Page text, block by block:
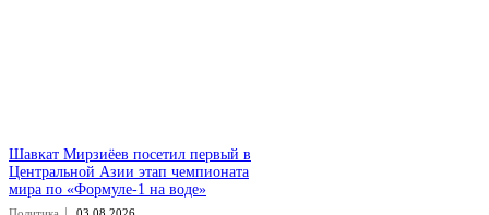
Шавкат Мирзиёев посетил первый в
Центральной Азии этап чемпионата
мира по «Формуле-1 на воде»